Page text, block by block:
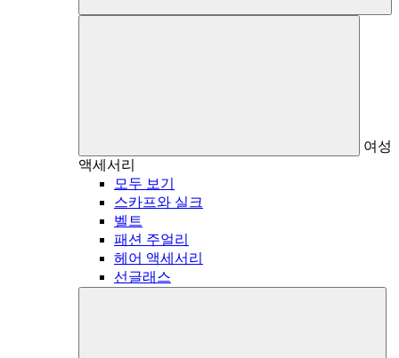
여성
액세서리
모두 보기
스카프와 실크
벨트
패션 주얼리
헤어 액세서리
선글래스